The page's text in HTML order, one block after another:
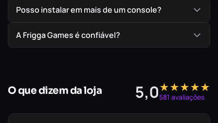
Posso instalar em mais de um console?
A Frigga Games é confiável?
O que dizem da loja 5,0★★★★★
581 avaliações